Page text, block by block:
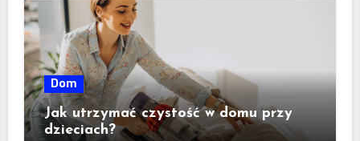
Dom
Jak utrzymać czystość w domu przy
dzieciach?